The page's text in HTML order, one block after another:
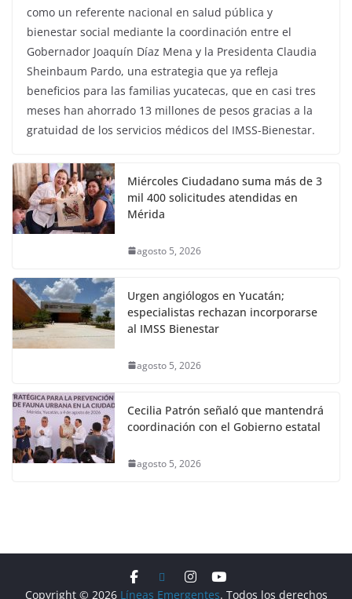
como un referente nacional en salud pública y
bienestar social mediante la coordinación entre el
Gobernador Joaquín Díaz Mena y la Presidenta Claudia
Sheinbaum Pardo, una estrategia que ya refleja
beneficios para las familias yucatecas, que en casi tres
meses han ahorrado 13 millones de pesos gracias a la
gratuidad de los servicios médicos del IMSS-Bienestar.
Miércoles Ciudadano suma más de 3
mil 400 solicitudes atendidas en
Mérida
agosto 5, 2026
Urgen angiólogos en Yucatán;
especialistas rechazan incorporarse
al IMSS Bienestar
agosto 5, 2026
Cecilia Patrón señaló que mantendrá
coordinación con el Gobierno estatal
agosto 5, 2026
Copyright © 2026 Líneas Emergentes. Todos los derechos